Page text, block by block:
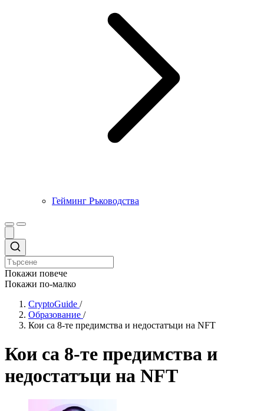
Гейминг Ръководства
Покажи повече
Покажи по-малко
CryptoGuide /
Образование /
Кои са 8-те предимства и недостатъци на NFT
Кои са 8-те предимства и
недостатъци на NFT